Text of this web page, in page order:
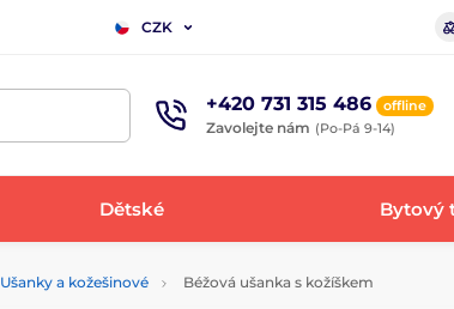
CZK
+420 731 315 486 offline
Zavolejte nám (Po-Pá 9-14)
Dětské Bytový
Ušanky a kožešinové Béžová ušanka s kožíškem